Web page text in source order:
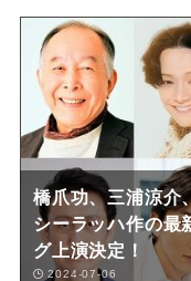
橋爪功、三浦涼介
シーラッハ作の最
グ上演決定！
2024-07-06